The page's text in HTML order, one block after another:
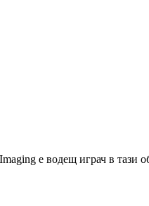
е водещ играч в тази